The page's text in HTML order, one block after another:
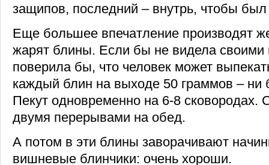
защипов, последний – внутрь, чтобы
Еще большее впечатление производят
жарят блины. Если бы не видела своими
поверила бы, что человек может
каждый блин на выходе 50 граммов –
Пекут одновременно на 6-8 сковородах.
двумя перерывами на обед.
А потом в эти блины заворачивают
вишневые блинчики: очень хороши.